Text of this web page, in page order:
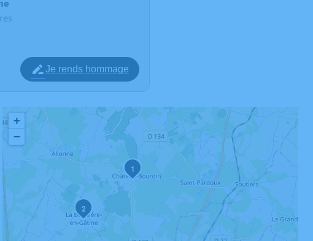
Je rends hommage
1
2
+
−